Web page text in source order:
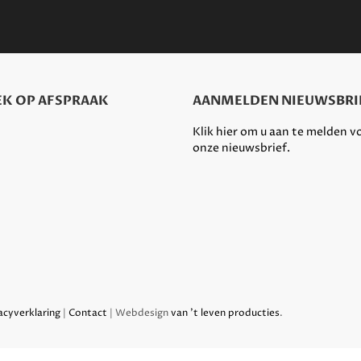
OP AFSPRAAK AANMELDEN
Klik hier om u aan te melden
onze nieuwsbrief.
| Contact | Webdesignvan 't leven producties.